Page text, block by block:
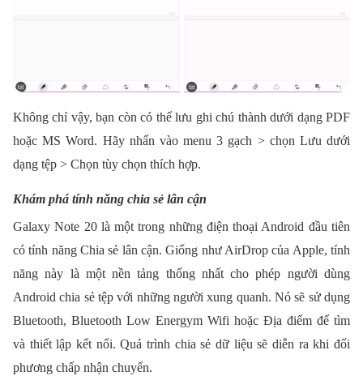
Không chỉ vậy, bạn còn có thể lưu ghi chú thành dưới dạng PDF
hoặc MS Word. Hãy nhấn vào menu 3 gạch > chọn Lưu dưới
dạng tệp > Chọn tùy chọn thích hợp.
Khám phá tính năng chia sẻ lân cận
Galaxy Note 20 là một trong những điện thoại Android đầu tiên
có tính năng Chia sẻ lân cận. Giống như AirDrop của Apple, tính
năng này là một nền tảng thống nhất cho phép người dùng
Android chia sẻ tệp với những người xung quanh. Nó sẽ sử dụng
Bluetooth, Bluetooth Low Energym Wifi hoặc Địa điểm để tìm
và thiết lập kết nối. Quá trình chia sẻ dữ liệu sẽ diễn ra khi đối
phương chấp nhận chuyển.